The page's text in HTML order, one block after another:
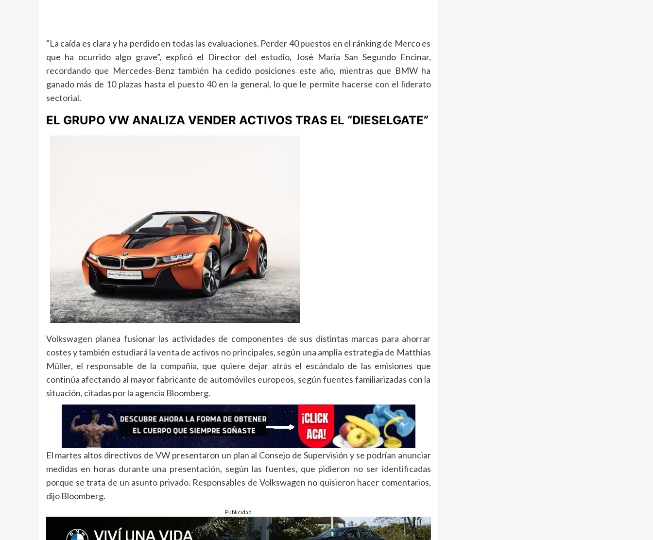
“La caída es clara y ha perdido en todas las evaluaciones. Perder 40 puestos en el ránking de Merco es
que ha ocurrido algo grave”, explicó el Director del estudio, José María San Segundo Encinar,
recordando que Mercedes-Benz también ha cedido posiciones este año, mientras que BMW ha
ganado más de 10 plazas hasta el puesto 40 en la general, lo que le permite hacerse con el liderato
sectorial.
EL GRUPO VW ANALIZA VENDER ACTIVOS TRAS EL “DIESELGATE”
Volkswagen planea fusionar las actividades de componentes de sus distintas marcas para ahorrar
costes y también estudiará la venta de activos no principales, según una amplia estrategia de Matthias
Müller, el responsable de la compañía, que quiere dejar atrás el escándalo de las emisiones que
continúa afectando al mayor fabricante de automóviles europeos, según fuentes familiarizadas con la
situación, citadas por la agencia Bloomberg.
El martes altos directivos de VW presentaron un plan al Consejo de Supervisión y se podrían anunciar
medidas en horas durante una presentación, según las fuentes, que pidieron no ser identificadas
porque se trata de un asunto privado. Responsables de Volkswagen no quisieron hacer comentarios,
dijo Bloomberg.
Publicidad